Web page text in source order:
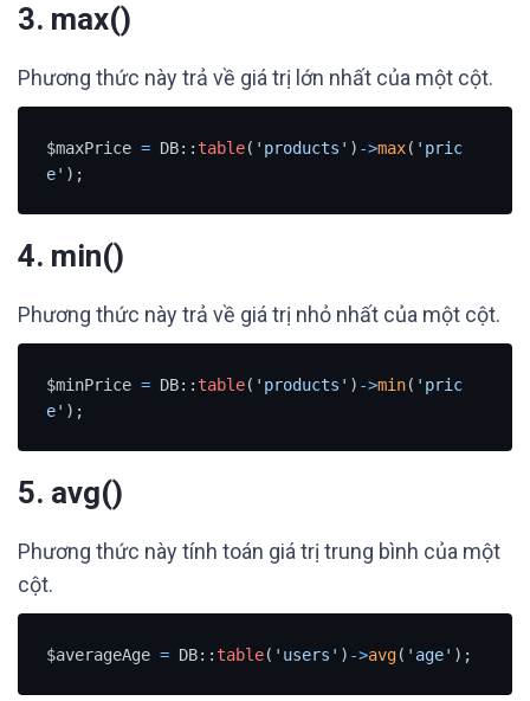
3. max()
Phương thức này trả về giá trị lớn nhất của một cột.
$maxPrice = DB::table( 'products' ) ->max( 'pric
e' );
4. min()
Phương thức này trả về giá trị nhỏ nhất của một cột.
$minPrice = DB::table( 'products' ) ->min( 'pric
e' );
5. avg()
Phương thức này tính toán giá trị trung bình của một
cột.
$averageAge = DB::table( 'users' ) ->avg( 'age' );